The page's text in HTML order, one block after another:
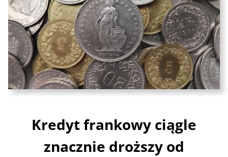
Kredyt frankowy ciągle
znacznie droższy od